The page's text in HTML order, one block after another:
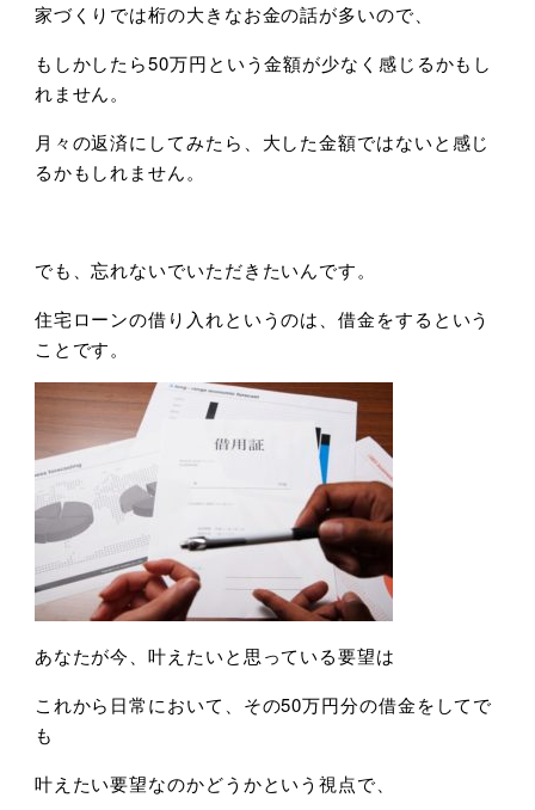
家づくりでは桁の大きなお金の話が多いので、
もしかしたら50万円という金額が少なく感じるかもし
れません。
月々の返済にしてみたら、大した金額ではないと感じ
るかもしれません。
でも、忘れないでいただきたいんです。
住宅ローンの借り入れというのは、借金をするという
ことです。
あなたが今、叶えたいと思っている要望は
これから日常において、その50万円分の借金をしてで
も
叶えたい要望なのかどうかという視点で、